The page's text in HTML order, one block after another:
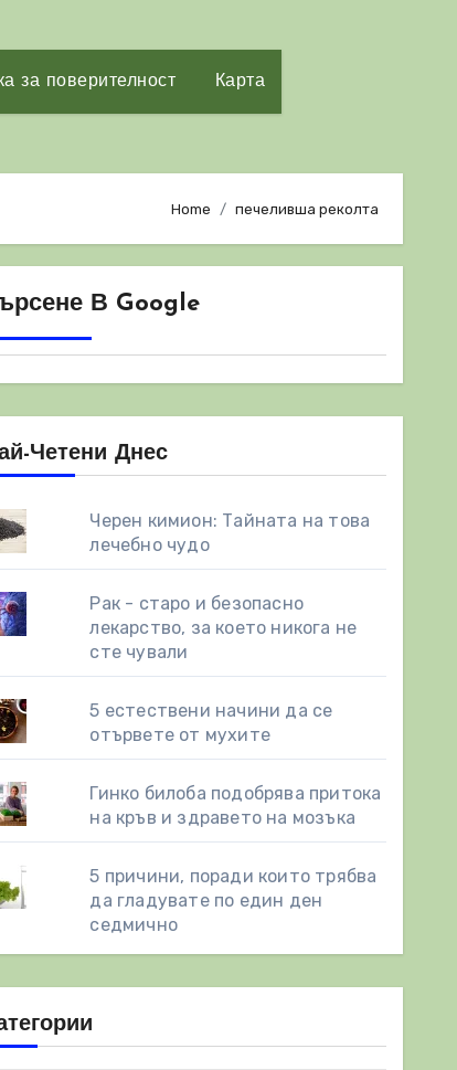
за поверителност Карта
Home печеливша реколта
В Google
Четени Днес
Черен кимион: Тайната на това
лечебно чудо
Рак - старо и безопасно
лекарство, за което никога не
сте чували
5 естествени начини да се
отървете от мухите
Гинко билоба подобрява притока
на кръв и здравето на мозъка
5 причини, поради които трябва
да гладувате по един ден
седмично